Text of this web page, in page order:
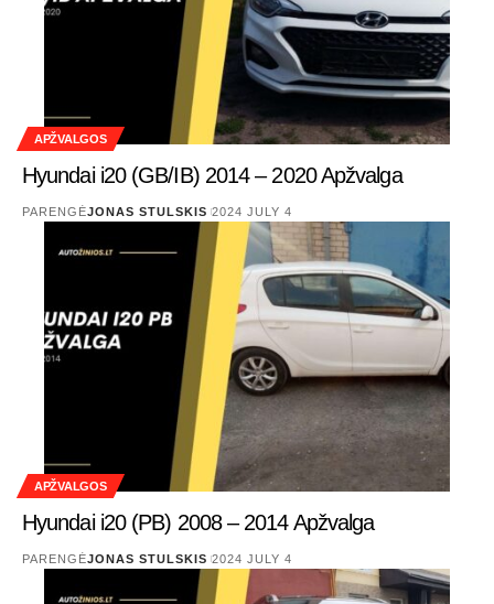
APŽVALGOS
Hyundai i20 (GB/IB) 2014 – 2020 Apžvalga
PARENGĖJONAS STULSKIS 2024 JULY 4
APŽVALGOS
Hyundai i20 (PB) 2008 – 2014 Apžvalga
PARENGĖJONAS STULSKIS 2024 JULY 4